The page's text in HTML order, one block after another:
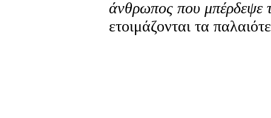
άνθρωπος που μπέρδεψε
ετοιμάζονται τα